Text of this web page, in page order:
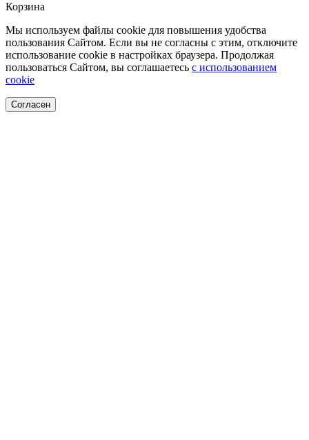
Корзина
Мы используем файлы cookie для повышения удобства
пользования Сайтом. Если вы не согласны с этим, отключите
использование cookie в настройках браузера. Продолжая
пользоваться Сайтом, вы соглашаетесь с использованием
cookie
Согласен